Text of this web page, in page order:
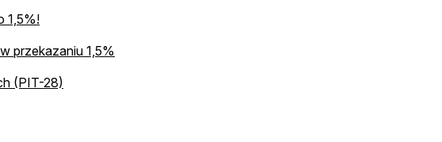
1,5%!
przekazaniu 1,5%
(PIT-28)